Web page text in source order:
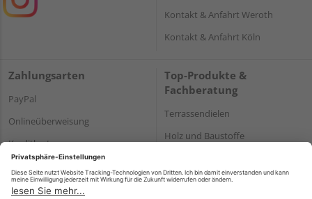
Kontakt & Anfahrt Weroth
Kontakt & Anfahrt Köln
Zahlungsarten
PayPal
Onlineüberweisung
Kreditkarte
*Bonität vorausgesetzt
Top-Produkte &
Fachberatung
Terrassendielen
Holz und Baustoffe